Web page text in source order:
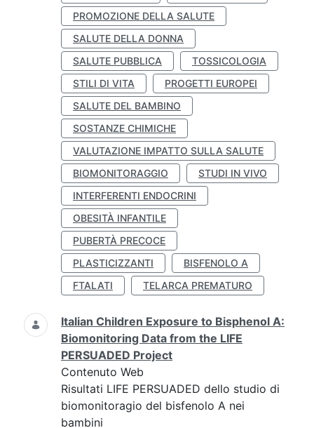
PROMOZIONE DELLA SALUTE
SALUTE DELLA DONNA
SALUTE PUBBLICA
TOSSICOLOGIA
STILI DI VITA
PROGETTI EUROPEI
SALUTE DEL BAMBINO
SOSTANZE CHIMICHE
VALUTAZIONE IMPATTO SULLA SALUTE
BIOMONITORAGGIO
STUDI IN VIVO
INTERFERENTI ENDOCRINI
OBESITÀ INFANTILE
PUBERTÀ PRECOCE
PLASTICIZZANTI
BISFENOLO A
FTALATI
TELARCA PREMATURO
Italian Children Exposure to Bisphenol A:
Biomonitoring Data from the LIFE
PERSUADED Project
Contenuto Web
Risultati LIFE PERSUADED dello studio di
biomonitoragio del bisfenolo A nei
bambini